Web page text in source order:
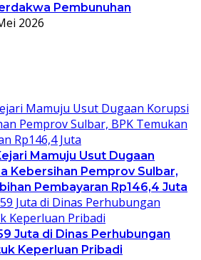
Pembunuhan
2026
Mamuju Usut Dugaan
Kebersihan Pemprov Sulbar,
Pembayaran Rp146,4 Juta
Juta di Dinas Perhubungan
Keperluan Pribadi